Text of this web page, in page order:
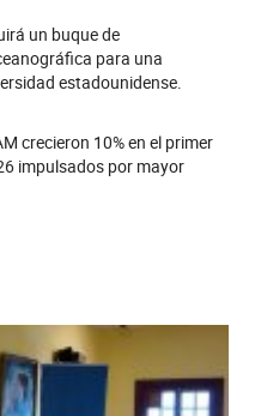
un buque de
para una
estadounidense.
crecieron 10% en el primer
impulsados por mayor